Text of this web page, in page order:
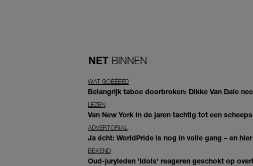
NET BINNEN
WAT GOÉÉÉÉD
Belangrijk taboe doorbroken: Dikke Van Dale
LEZEN
Van New York in de jaren tachtig tot een
ADVERTORIAL
Ja écht: WorldPride is nog in volle gang – en
BEKEND
Oud-juryleden 'Idols' reageren geschokt op